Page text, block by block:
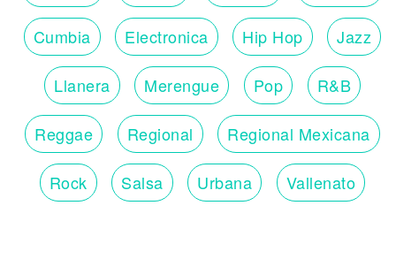
Cumbia Electronica Hip Hop Jazz
Llanera Merengue Pop R&B
Reggae Regional Regional Mexicana
Rock Salsa Urbana Vallenato